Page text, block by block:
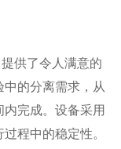
供了令人满意的
的分离需求，从
完成。设备采用
程中的稳定性。